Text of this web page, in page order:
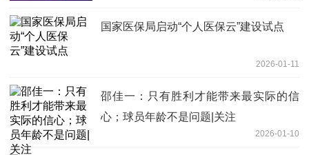
国家医保局启动“个人医保云”建设试点
2026-01-11
邵佳一：只有胜利才能带来最实际的信
心；球员年龄不是问题|关注
2026-01-10